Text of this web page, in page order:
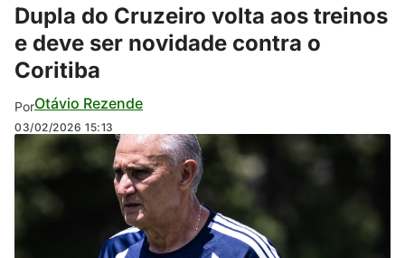
Dupla do Cruzeiro volta aos treinos
e deve ser novidade contra o
Coritiba
PorOtávio Rezende
03/02/2026 15:13